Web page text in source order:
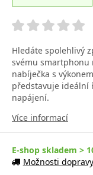
Hledáte spolehlivý
svému smartphonu
nabíječka s
představuje ideální
napájení.
Více informací
E-shop skladem >
Možnosti dopravy